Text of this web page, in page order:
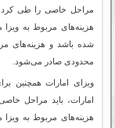
مراحل خاصی را طی کرد
هزینه‌های مربوط به
شده باشد و هزینه‌های
محدودی صادر می‌شود.
ویزای امارات همچنین
امارات، باید مراحل
هزینه‌های مربوط به